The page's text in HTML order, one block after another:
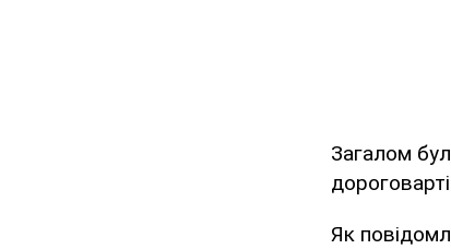
Загалом
Як